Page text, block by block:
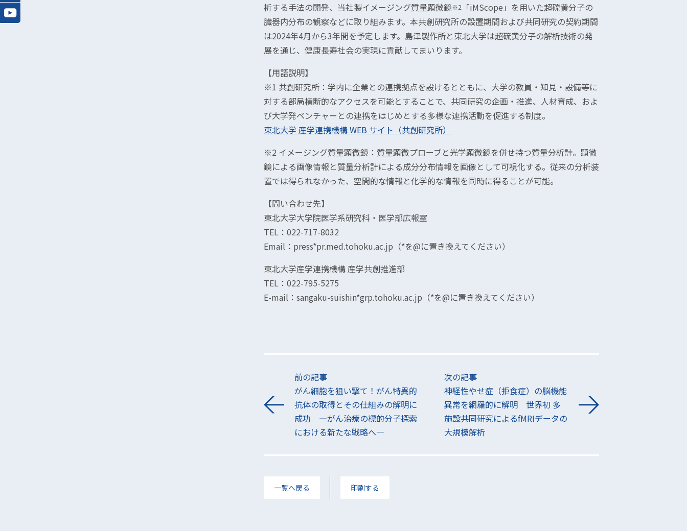
析する手法の開発、当社製イメージング質量顕微鏡※2
「iMScope」を用いた超硫黄分子の
臓器内分布の観察などに取り組みます。本共創研究所の設置期間および共同研究の契約期間
は2024年4月から3年間を予定します。島津製作所と東北大学は超硫黄分子の解析技術の発
展を通じ、健康長寿社会の実現に貢献してまいります。
【用語説明】
※1 共創研究所：学内に企業との連携拠点を設けるとともに、大学の教員・知見・設備等に
対する部局横断的なアクセスを可能とすることで、共同研究の企画・推進、人材育成、およ
び大学発ベンチャーとの連携をはじめとする多様な連携活動を促進する制度。
東北大学 産学連携機構 WEB サイト（共創研究所）
※2 イメージング質量顕微鏡：質量顕微プローブと光学顕微鏡を併せ持つ質量分析計。顕微
鏡による画像情報と質量分析計による成分分布情報を画像として可視化する。従来の分析装
置では得られなかった、空間的な情報と化学的な情報を同時に得ることが可能。
【問い合わせ先】
東北大学大学院医学系研究科・医学部広報室
TEL：022-717-8032
Email：press*pr.med.tohoku.ac.jp（*を@に置き換えてください）
東北大学産学連携機構 産学共創推進部
TEL：022-795-5275
E-mail：sangaku-suishin*grp.tohoku.ac.jp（*を@に置き換えてください）
前の記事
がん細胞を狙い撃て！がん特異的
抗体の取得とその仕組みの解明に
成功 ―がん治療の標的分子探索
における新たな戦略へ―
次の記事
神経性やせ症（拒食症）の脳機能
異常を網羅的に解明 世界初 多
施設共同研究によるfMRIデータの
大規模解析
一覧へ戻る 印刷する